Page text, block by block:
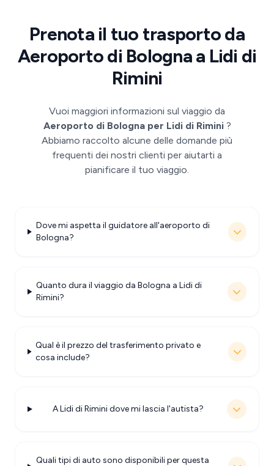
Prenota il tuo trasporto da
Aeroporto di Bologna a Lidi di
Rimini
Vuoi maggiori informazioni sul viaggio da
Aeroporto di Bologna per Lidi di Rimini ?
Abbiamo raccolto alcune delle domande più
frequenti dei nostri clienti per aiutarti a
pianificare il tuo viaggio.
Dove mi aspetta il guidatore all'aeroporto di
Bologna?
Quanto dura il viaggio da Bologna a Lidi di
Rimini?
Qual è il prezzo del trasferimento privato e
cosa include?
A Lidi di Rimini dove mi lascia l'autista?
Quali tipi di auto sono disponibili per questa